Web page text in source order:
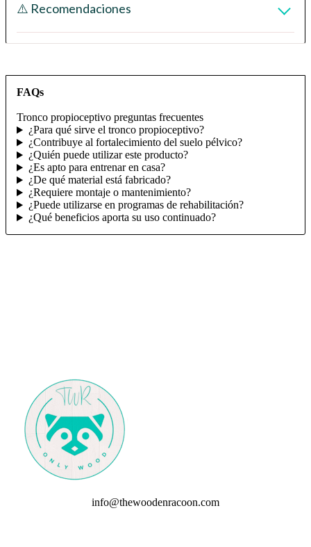
⚠️ Recomendaciones
FAQs
Tronco propioceptivo preguntas frecuentes
¿Para qué sirve el tronco propioceptivo?
¿Contribuye al fortalecimiento del suelo pélvico?
¿Quién puede utilizar este producto?
¿Es apto para entrenar en casa?
¿De qué material está fabricado?
¿Requiere montaje o mantenimiento?
¿Puede utilizarse en programas de rehabilitación?
¿Qué beneficios aporta su uso continuado?
info@thewoodenracoon.com